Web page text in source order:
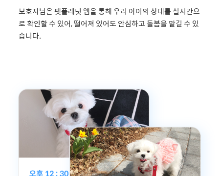
보호자님은 펫플래닛 앱을 통해 우리 아이의 상태를 실시간으
로 확인할 수 있어, 떨어져 있어도 안심하고 돌봄을 맡길 수 있
습니다.